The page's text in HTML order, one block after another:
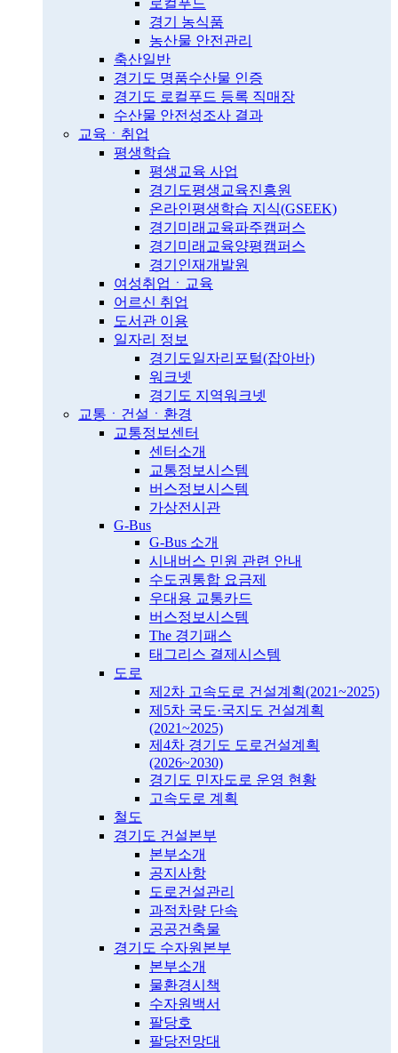
경기 농식품
농산물 안전관리
축산일반
경기도 명품수산물 인증
경기도 로컬푸드 등록 직매장
수산물 안전성조사 결과
교육ㆍ취업
평생학습
평생교육 사업
경기도평생교육진흥원
온라인평생학습 지식(GSEEK)
경기미래교육파주캠퍼스
경기미래교육양평캠퍼스
경기인재개발원
여성취업ㆍ교육
어르신 취업
도서관 이용
일자리 정보
경기도일자리포털(잡아바)
워크넷
경기도 지역워크넷
교통ㆍ건설ㆍ환경
교통정보센터
센터소개
교통정보시스템
버스정보시스템
가상전시관
G-Bus
G-Bus 소개
시내버스 민원 관련 안내
수도권통합 요금제
우대용 교통카드
버스정보시스템
The 경기패스
태그리스 결제시스템
도로
제2차 고속도로 건설계획(2021~2025)
제5차 국도·국지도 건설계획
(2021~2025)
제4차 경기도 도로건설계획
(2026~2030)
경기도 민자도로 운영 현황
고속도로 계획
철도
경기도 건설본부
본부소개
공지사항
도로건설관리
과적차량 단속
공공건축물
경기도 수자원본부
본부소개
물환경시책
수자원백서
팔당호
팔당전망대